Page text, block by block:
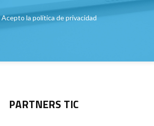
Acepto la política de privacidad
PARTNERS TIC